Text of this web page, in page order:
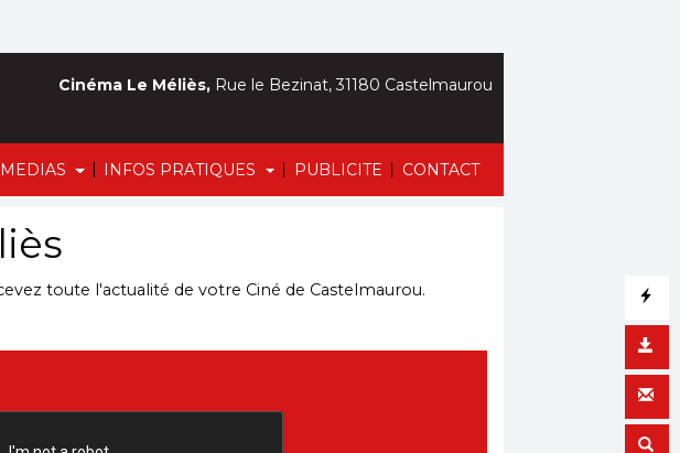
MEDIAS | INFOS PRATIQUES | PUBLICITE | CONTACT
Cinéma Le Méliès, Rue le Bezinat, 31180 Castelmaurou
toute l'actualité de votre Ciné de Castelmaurou.